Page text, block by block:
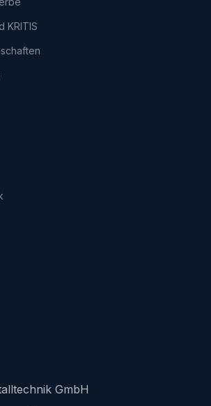
KRITIS
GmbH